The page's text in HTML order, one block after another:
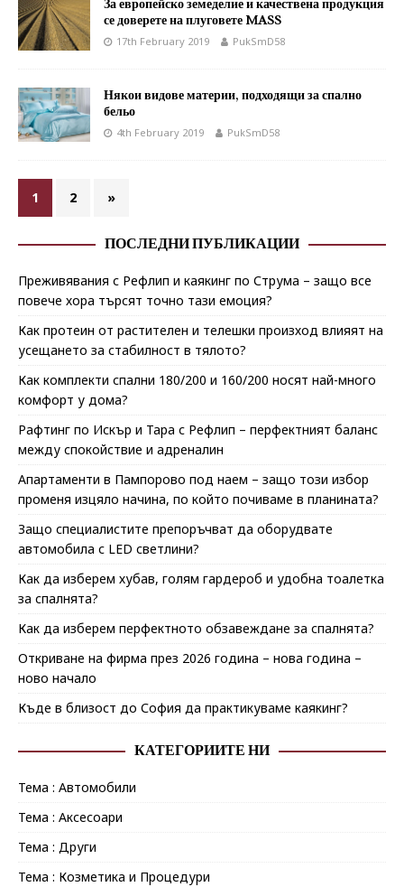
За европейско земеделие и качествена продукция
се доверете на плуговете MASS
17th February 2019 PukSmD58
Някои видове материи, подходящи за спално
бельо
4th February 2019 PukSmD58
1 2 »
ПОСЛЕДНИ ПУБЛИКАЦИИ
Преживявания с Рефлип и каякинг по Струма – защо все
повече хора търсят точно тази емоция?
Как протеин от растителен и телешки произход влияят на
усещането за стабилност в тялото?
Как комплекти спални 180/200 и 160/200 носят най-много
комфорт у дома?
Рафтинг по Искър и Тара с Рефлип – перфектният баланс
между спокойствие и адреналин
Апартаменти в Пампорово под наем – защо този избор
променя изцяло начина, по който почиваме в планината?
Защо специалистите препоръчват да оборудвате
автомобила с LED светлини?
Как да изберем хубав, голям гардероб и удобна тоалетка
за спалнята?
Как да изберем перфектното обзавеждане за спалнята?
Откриване на фирма през 2026 година – нова година –
ново начало
Къде в близост до София да практикуваме каякинг?
КАТЕГОРИИТЕ НИ
Тема : Автомобили
Тема : Аксесоари
Тема : Други
Тема : Козметика и Процедури